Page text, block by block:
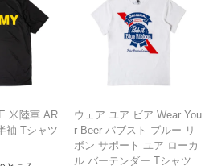
米陸軍 AR
袖 Tシャツ
ウェア ユア ビア Wear You
r Beer パブスト ブルー リ
ボン サポート ユア ローカ
ル バーテンダー Tシャツ